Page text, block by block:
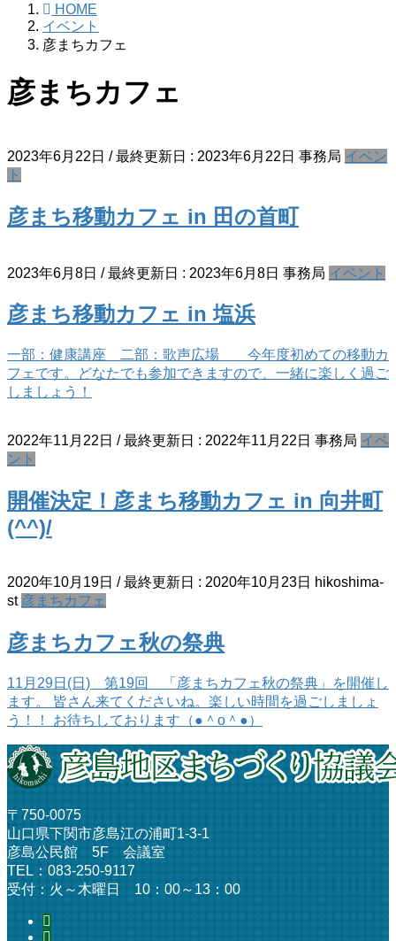
HOME
イベント
彦まちカフェ
彦まちカフェ
2023年6月22日 / 最終更新日 : 2023年6月22日 事務局 イベン
ト
彦まち移動カフェ in 田の首町
2023年6月8日 / 最終更新日 : 2023年6月8日 事務局 イベント
彦まち移動カフェ in 塩浜
一部：健康講座 二部：歌声広場 今年度初めての移動カ
フェです。どなたでも参加できますので、一緒に楽しく過ご
しましょう！
2022年11月22日 / 最終更新日 : 2022年11月22日 事務局 イベ
ント
開催決定！彦まち移動カフェ in 向井町
(^^)/
2020年10月19日 / 最終更新日 : 2020年10月23日 hikoshima-
st 彦まちカフェ
彦まちカフェ秋の祭典
11月29日(日) 第19回 「彦まちカフェ秋の祭典」を開催し
ます。 皆さん来てくださいね。楽しい時間を過ごしましょ
う！！ お待ちしております（●＾o＾●）
〒750-0075
山口県下関市彦島江の浦町1-3-1
彦島公民館 5F 会議室
TEL：083-250-9117
受付：火～木曜日 10：00～13：00